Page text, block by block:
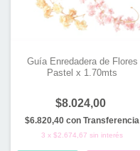
Guía Enredadera de Flores
Pastel x 1.70mts
$8.024,00
$6.820,40con Transferencia
3 x$2.674,67 sin interés